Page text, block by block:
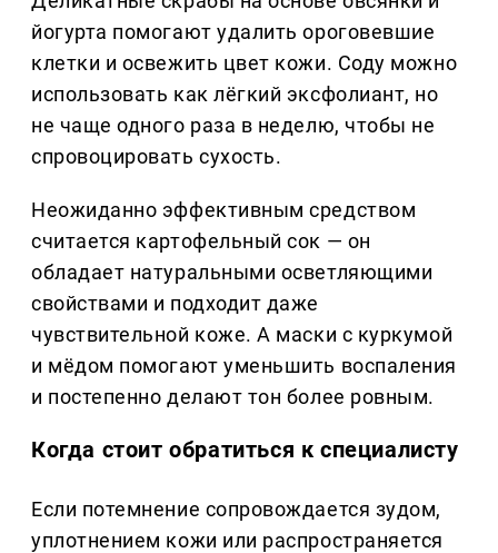
йогурта помогают удалить ороговевшие
клетки и освежить цвет кожи. Соду можно
использовать как лёгкий эксфолиант, но
не чаще одного раза в неделю, чтобы не
спровоцировать сухость.
Неожиданно эффективным средством
считается картофельный сок — он
обладает натуральными осветляющими
свойствами и подходит даже
чувствительной коже. А маски с куркумой
и мёдом помогают уменьшить воспаления
и постепенно делают тон более ровным.
Когда стоит обратиться к специалисту
Если потемнение сопровождается зудом,
уплотнением кожи или распространяется